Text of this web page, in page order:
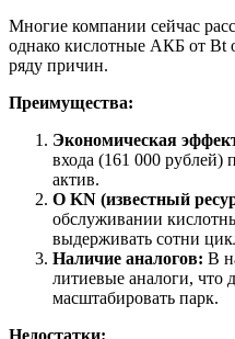
Многие компании сейчас
однако кислотные АКБ от Bt
ряду причин.
Преимущества:
Экономическая
входа (161 000 рублей)
актив.
О KN (известный
обслуживании
выдерживать сотни
Наличие аналогов: В
литиевые аналоги, что
масштабировать парк.
Недостатки: